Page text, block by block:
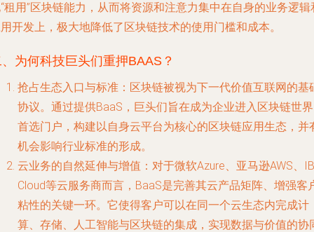
租用”区块链能力，从而将资源和注意力集中在自身的业务逻辑
开发上，极大地降低了区块链技术的使用门槛和成本。
为何科技巨头们重押BAAS？
抢占生态入口与标准 ：区块链被视为下一代价值互联网的基
协议。通过提供BaaS，巨头们旨在成为企业进入区块链世
首选门户，构建以自身云平台为核心的区块链应用生态，并
机会影响行业标准的形成。
云业务的自然延伸与增值 ：对于微软Azure、亚马逊AWS、
Cloud等云服务商而言，BaaS是完善其云产品矩阵、增强客
粘性的关键一环。它使得客户可以在同一个云生态内完成计
算、存储、人工智能与区块链的集成，实现数据与价值的协